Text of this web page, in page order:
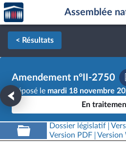
Aller au contenu
Aller en bas de la page
Accèder
à la
page
d'accueil
Assemblée
< Résultats
Amendement n°II-2750
Déposé le mardi 18 novembre
En
Dossier législatif
Version PDF